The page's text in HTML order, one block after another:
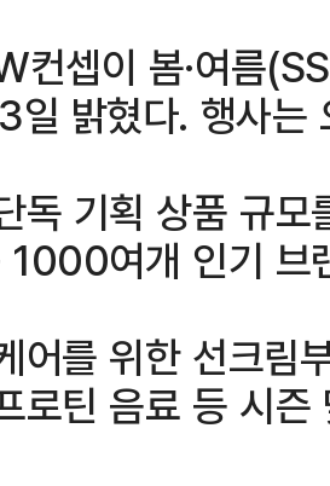
컨셉이 봄·여름
일 밝혔다. 행사
독 기획 상품 규
1000여개 인기 브
어를 위한 선크림
로틴 음료 등 시